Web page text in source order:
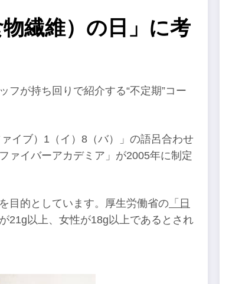
繊維）の日」に考
フが持ち回りで紹介する“不定期”コー
イブ）1（イ）8（バ）」の語呂合わせ
ァイバーアカデミア」が2005年に制定
目的としています。厚生労働省の 「日
21g以上、女性が18g以上であるとされ